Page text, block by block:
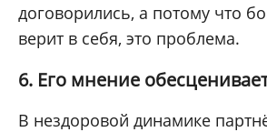
договорились, а потому что
верит в себя, это проблема.
6. Его мнение
В нездоровой динамике